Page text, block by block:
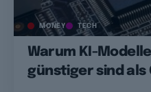
MONEY TECH
Warum KI-
günstiger sind als